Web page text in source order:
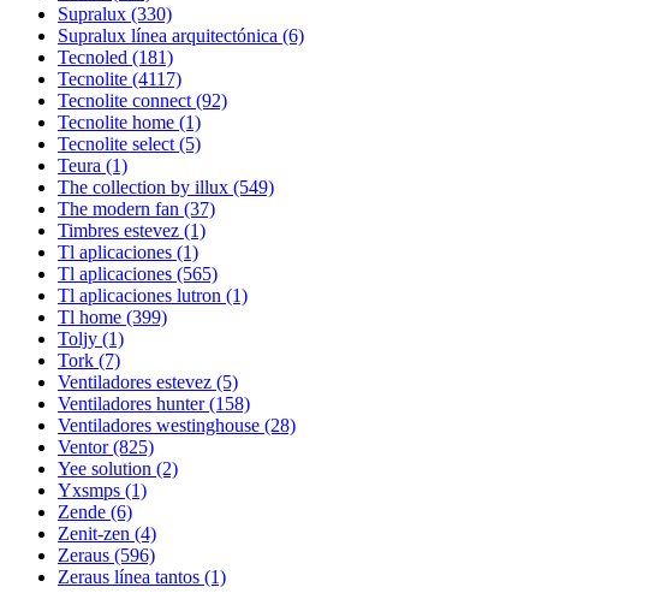
Supralux (330)
Supralux línea arquitectónica (6)
Tecnoled (181)
Tecnolite (4117)
Tecnolite connect (92)
Tecnolite home (1)
Tecnolite select (5)
Teura (1)
The collection by illux (549)
The modern fan (37)
Timbres estevez (1)
Tl aplicaciones (1)
Tl aplicaciones (565)
Tl aplicaciones lutron (1)
Tl home (399)
Toljy (1)
Tork (7)
Ventiladores estevez (5)
Ventiladores hunter (158)
Ventiladores westinghouse (28)
Ventor (825)
Yee solution (2)
Yxsmps (1)
Zende (6)
Zenit-zen (4)
Zeraus (596)
Zeraus línea tantos (1)